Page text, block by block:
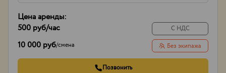
Цена аренды:
500 руб/час
10 000 руб/смена
С НДС
Без экипажа
Позвонить